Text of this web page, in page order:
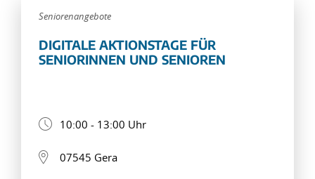
Seniorenangebote
DIGITALE AKTIONSTAGE FÜR
SENIORINNEN UND SENIOREN
10:00 - 13:00 Uhr
07545 Gera